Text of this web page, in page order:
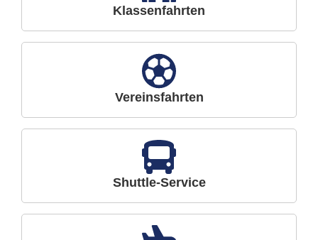
Klassenfahrten
Vereinsfahrten
Shuttle-Service